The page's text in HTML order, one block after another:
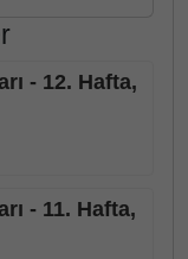
- 12. Hafta,
- 11. Hafta,